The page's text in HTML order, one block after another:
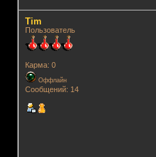
Tim
Пользователь
Карма: 0
Оффлайн
Сообщений: 14